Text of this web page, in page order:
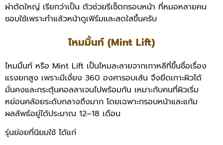
ผ่าตัดใหญ่ เรียกว่าเป็น ตัวช่วยรีเซ็ตกรอบหน้า ที่หมอหลายคน
ชอบใช้เพราะทำแล้วหน้าดูเฟิร์มและสดใสขึ้นครับ
ไหมมิ้นท์ (Mint Lift)
ไหมมิ้นท์ หรือ Mint Lift เป็นไหมละลายจากเกาหลีที่ขึ้นชื่อเรื่อง
แรงยกสูง เพราะมีเงี่ยง 360 องศารอบเส้น จึงยึดเกาะผิวได้
มั่นคงและกระตุ้นคอลลาเจนไปพร้อมกัน เหมาะกับคนที่ผิวเริ่ม
หย่อนคล้อยระดับกลางถึงมาก โดยเฉพาะกรอบหน้าและแก้ม
ผลลัพธ์อยู่ได้ประมาณ 12–18 เดือน
รุ่นย่อยที่นิยมใช้ ได้แก่